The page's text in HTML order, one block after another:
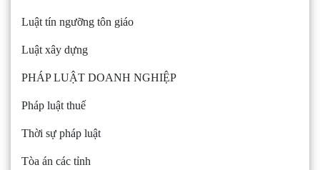
Luật tín ngưỡng tôn giáo
Luật xây dựng
PHÁP LUẬT DOANH NGHIỆP
Pháp luật thuế
Thời sự pháp luật
Tòa án các tỉnh